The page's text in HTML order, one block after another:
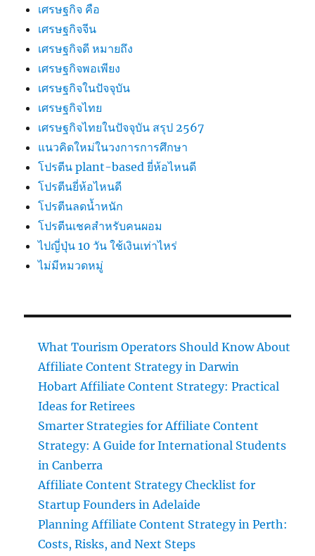
เศรษฐกิจ คือ
เศรษฐกิจจีน
เศรษฐกิจดี หมายถึง
เศรษฐกิจพอเพียง
เศรษฐกิจในปัจจุบัน
เศรษฐกิจไทย
เศรษฐกิจไทยในปัจจุบัน สรุป 2567
แนวคิดใหม่ในวงการการศึกษา
โปรตีน plant-based ยี่ห้อไหนดี
โปรตีนยี่ห้อไหนดี
โปรตีนลดน้ำหนัก
โปรตีนเชคสำหรับคนผอม
ไปญี่ปุ่น 10 วัน ใช้เงินเท่าไหร่
ไม่มีหมวดหมู่
What Tourism Operators Should Know About
Affiliate Content Strategy in Darwin
Hobart Affiliate Content Strategy: Practical
Ideas for Retirees
Smarter Strategies for Affiliate Content
Strategy: A Guide for International Students
in Canberra
Affiliate Content Strategy Checklist for
Startup Founders in Adelaide
Planning Affiliate Content Strategy in Perth:
Costs, Risks, and Next Steps